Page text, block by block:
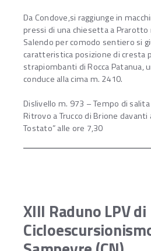
Da Condove,si raggiunge in
pressi di una chiesetta a Prarotto
Salendo per comodo sentiero si
caratteristica posizione di
strapiombanti di Rocca Patanua,
conduce alla cima m. 2410.
Dislivello m. 973 – Tempo di
Ritrovo a Trucco di Brione davanti
Tostato” alle ore 7,30
XIII Raduno LPV di